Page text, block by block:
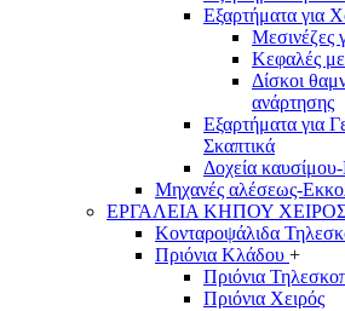
Εξαρτήματα για
Μεσινέζες
Κεφαλές
Δίσκοι
ανάρτησης
Εξαρτήματα για
Σκαπτικά
Δοχεία
Μηχανές αλέσεως-
ΕΡΓΑΛΕΙΑ ΚΗΠΟΥ
Κονταροψάλιδα
Πριόνια Κλάδου +
Πριόνια
Πριόνια Χειρός